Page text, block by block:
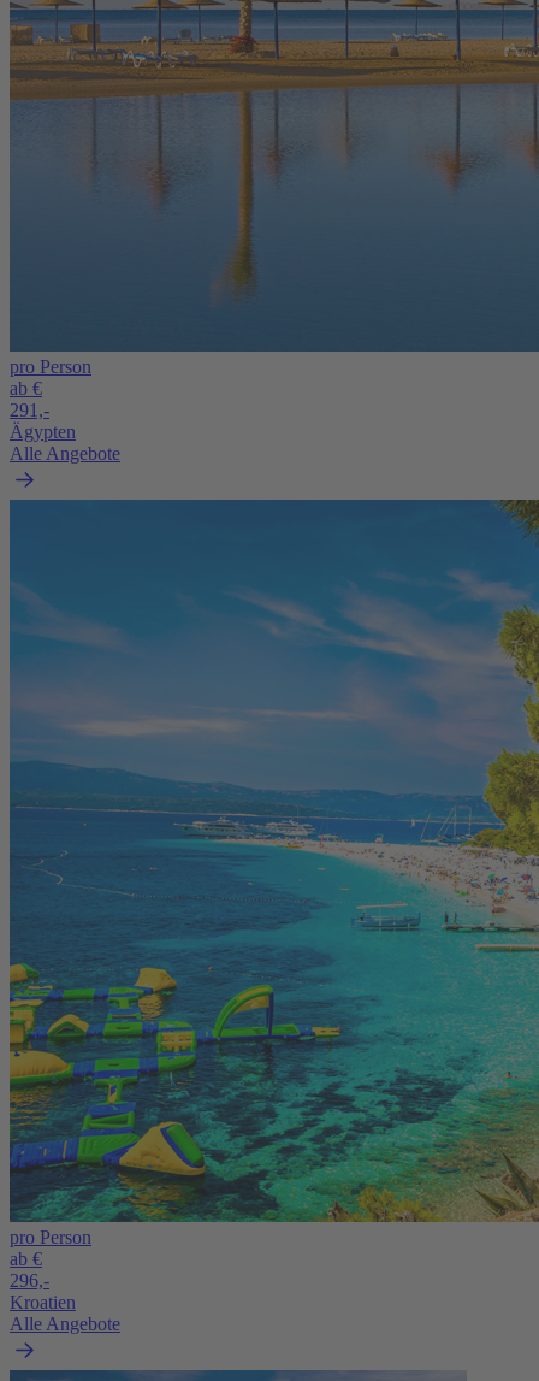
pro Person
ab €
291,-
Ägypten
Alle Angebote
pro Person
ab €
296,-
Kroatien
Alle Angebote